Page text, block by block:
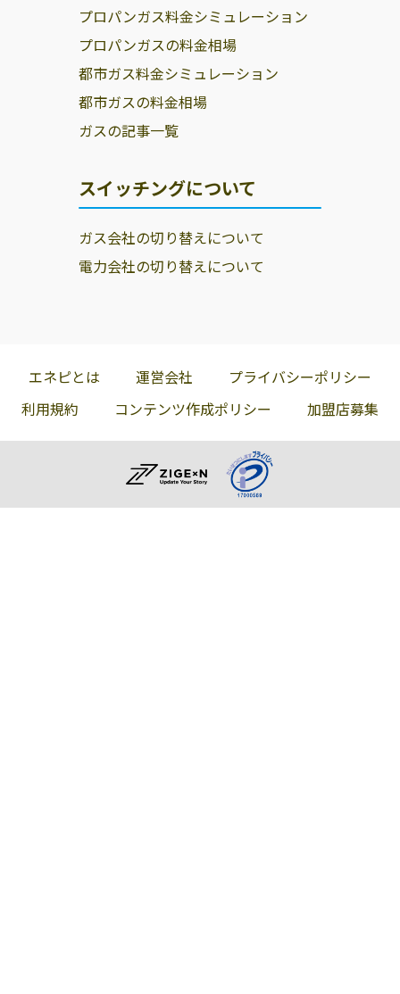
プロパンガス料金シミュレーション
プロパンガスの料金相場
都市ガス料金シミュレーション
都市ガスの料金相場
ガスの記事一覧
スイッチングについて
ガス会社の切り替えについて
電力会社の切り替えについて
エネピとは 運営会社
プライバシーポリシー
利用規約
コンテンツ作成ポリシー 加盟店募集